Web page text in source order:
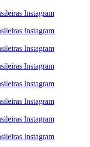
Instagram
Instagram
Instagram
Instagram
Instagram
Instagram
Instagram
Instagram